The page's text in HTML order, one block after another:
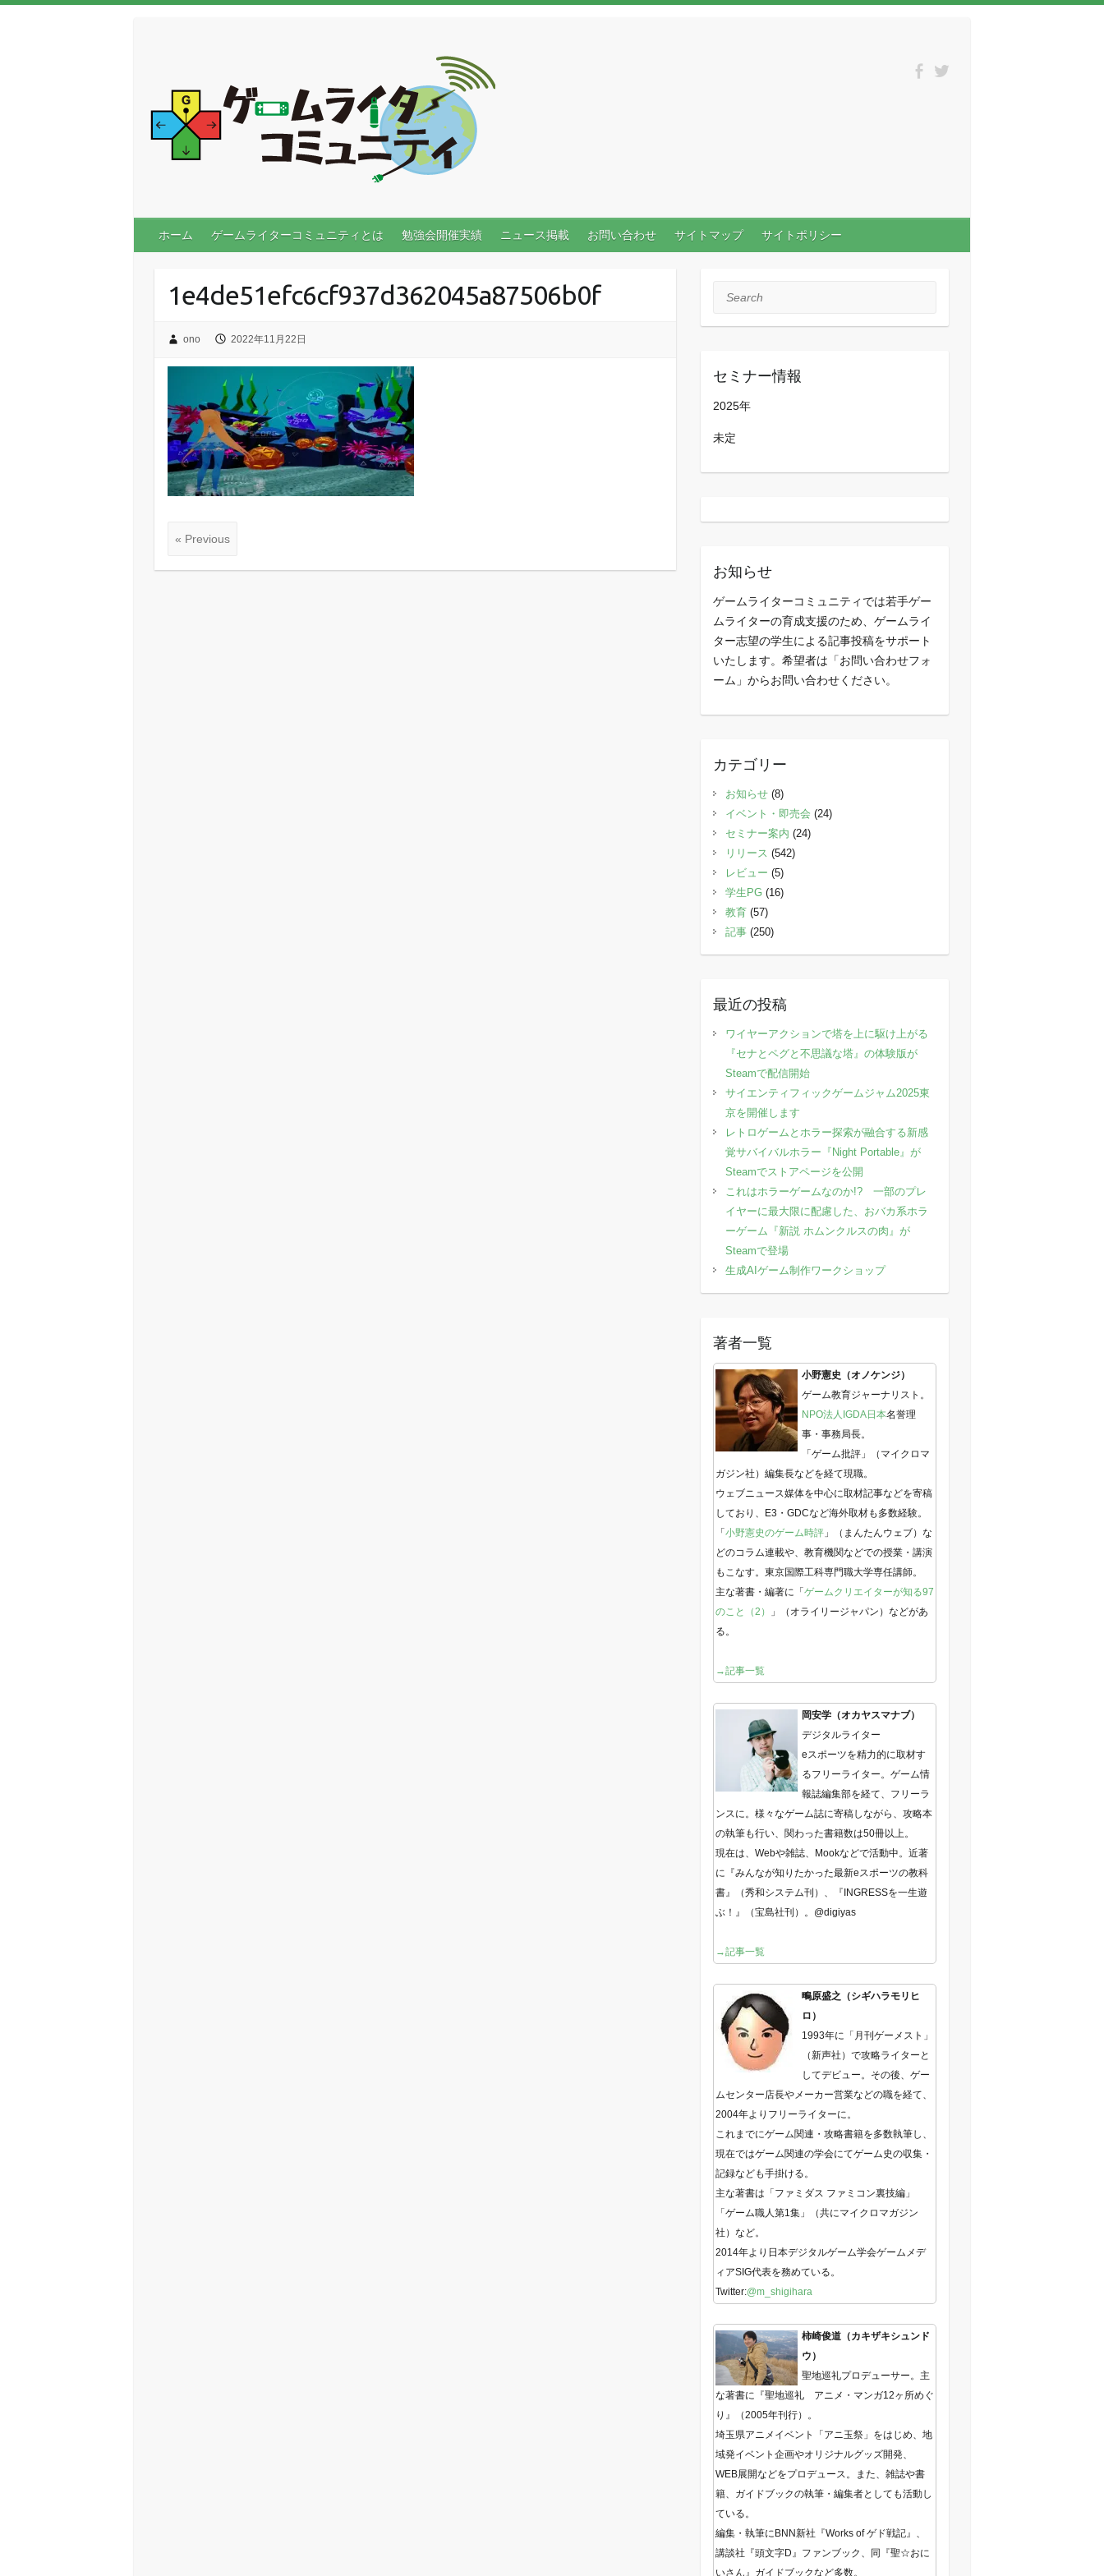
ホーム ゲームライターコミュニティとは 勉強会開催実績 ニュース掲載 お問い合わせ サイトマップ サイトポリシー
1e4de51efc6cf937d362045a87506b0f
ono 2022年11月22日
« Previous
Search
セミナー情報
2025年
未定
お知らせ
ゲームライターコミュニティでは若手ゲー
ムライターの育成支援のため、ゲームライ
ター志望の学生による記事投稿をサポート
いたします。希望者は「お問い合わせフォ
ーム」からお問い合わせください。
カテゴリー
お知らせ(8)
イベント・即売会 (24)
セミナー案内 (24)
リリース (542)
レビュー (5)
学生PG(16)
教育(57)
記事(250)
最近の投稿
ワイヤーアクションで塔を上に駆け上がる
『セナとペグと不思議な塔』の体験版が
Steamで配信開始
サイエンティフィックゲームジャム2025東
京を開催します
レトロゲームとホラー探索が融合する新感
覚サバイバルホラー『Night Portable』が
Steamでストアページを公開
これはホラーゲームなのか!? 一部のプレ
イヤーに最大限に配慮した、おバカ系ホラ
ーゲーム『新説 ホムンクルスの肉』が
Steamで登場
生成AIゲーム制作ワークショップ
著者一覧
小野憲史（オノケンジ）
ゲーム教育ジャーナリスト。
NPO法人IGDA日本名誉理
事・事務局長。
「ゲーム批評」（マイクロマ
ガジン社）編集長などを経て現職。
ウェブニュース媒体を中心に取材記事などを寄稿
しており、E3・GDCなど海外取材も多数経験。
「 小野憲史のゲーム時評」（まんたんウェブ）な
どのコラム連載や、教育機関などでの授業・講演
もこなす。東京国際工科専門職大学専任講師。
主な著書・編著に「 ゲームクリエイターが知る97
のこと（2）
」（オライリージャパン）などがあ
る。
→記事一覧
岡安学（オカヤスマナブ）
デジタルライター
eスポーツを精力的に取材す
るフリーライター。ゲーム情
報誌編集部を経て、フリーラ
ンスに。様々なゲーム誌に寄稿しながら、攻略本
の執筆も行い、関わった書籍数は50冊以上。
現在は、Webや雑誌、Mookなどで活動中。近著
に『みんなが知りたかった最新eスポーツの教科
書』（秀和システム刊）、『INGRESSを一生遊
ぶ！』（宝島社刊）。@digiyas
→記事一覧
鴫原盛之（シギハラモリヒ
ロ）
1993年に「月刊ゲーメスト」
（新声社）で攻略ライターと
してデビュー。その後、ゲー
ムセンター店長やメーカー営業などの職を経て、
2004年よりフリーライターに。
これまでにゲーム関連・攻略書籍を多数執筆し、
現在ではゲーム関連の学会にてゲーム史の収集・
記録なども手掛ける。
主な著書は「ファミダス ファミコン裏技編」
「ゲーム職人第1集」（共にマイクロマガジン
社）など。
2014年より日本デジタルゲーム学会ゲームメデ
ィアSIG代表を務めている。
Twitter:@m_shigihara
柿崎俊道（カキザキシュンド
ウ）
聖地巡礼プロデューサー。主
な著書に『聖地巡礼 アニメ・マンガ12ヶ所めぐ
り』（2005年刊行）。
埼玉県アニメイベント「アニ玉祭」をはじめ、地
域発イベント企画やオリジナルグッズ開発、
WEB展開などをプロデュース。また、雑誌や書
籍、ガイドブックの執筆・編集者としても活動し
ている。
編集・執筆にBNN新社『Works of ゲド戦記』、
講談社『頭文字D』ファンブック、同『聖☆おに
いさん』ガイドブックなど多数。